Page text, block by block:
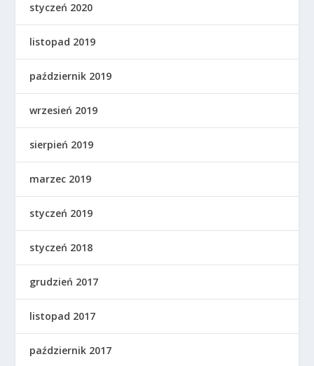
styczeń 2020
listopad 2019
październik 2019
wrzesień 2019
sierpień 2019
marzec 2019
styczeń 2019
styczeń 2018
grudzień 2017
listopad 2017
październik 2017